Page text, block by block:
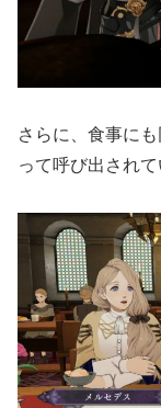
さらに、食事に
って呼び出され